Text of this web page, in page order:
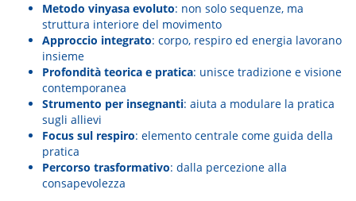
Metodo vinyasa evoluto: non solo sequenze, ma
struttura interiore del movimento
Approccio integrato: corpo, respiro ed energia lavorano
insieme
Profondità teorica e pratica: unisce tradizione e visione
contemporanea
Strumento per insegnanti: aiuta a modulare la pratica
sugli allievi
Focus sul respiro: elemento centrale come guida della
pratica
Percorso trasformativo: dalla percezione alla
consapevolezza